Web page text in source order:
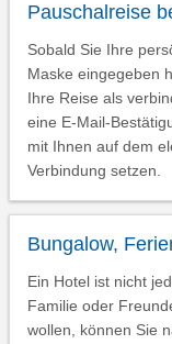
Pauschalreise
Sobald Sie Ihre
Maske eingegeben
Ihre Reise als
eine E-Mail-
mit Ihnen auf dem
Verbindung setzen.
Bungalow,
Ein Hotel ist nicht
Familie oder
wollen, können Sie